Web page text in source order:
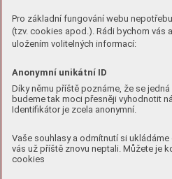
Pro základní fungování webu
(tzv. cookies apod.). Rádi bychom vás
uložením volitelných informací:
Anonymní unikátní ID
Díky němu příště poznáme, že se
budeme tak moci přesněji vyhodnotit
Identifikátor je zcela anonymní.
Vaše souhlasy a odmítnutí si
vás už příště znovu neptali. Můžete je
cookies